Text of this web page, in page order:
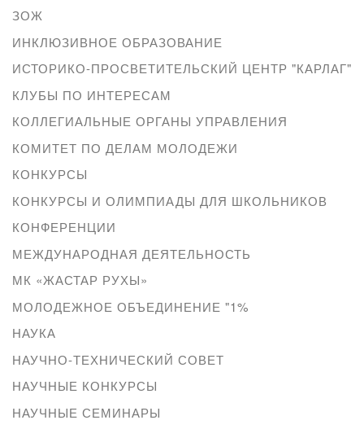
ЗОЖ
ИНКЛЮЗИВНОЕ ОБРАЗОВАНИЕ
ИСТОРИКО-ПРОСВЕТИТЕЛЬСКИЙ ЦЕНТР "КАРЛАГ"
КЛУБЫ ПО ИНТЕРЕСАМ
КОЛЛЕГИАЛЬНЫЕ ОРГАНЫ УПРАВЛЕНИЯ
КОМИТЕТ ПО ДЕЛАМ МОЛОДЕЖИ
КОНКУРСЫ
КОНКУРСЫ И ОЛИМПИАДЫ ДЛЯ ШКОЛЬНИКОВ
КОНФЕРЕНЦИИ
МЕЖДУНАРОДНАЯ ДЕЯТЕЛЬНОСТЬ
МК «ЖАСТАР РУХЫ»
МОЛОДЕЖНОЕ ОБЪЕДИНЕНИЕ "1%
НАУКА
НАУЧНО-ТЕХНИЧЕСКИЙ СОВЕТ
НАУЧНЫЕ КОНКУРСЫ
НАУЧНЫЕ СЕМИНАРЫ